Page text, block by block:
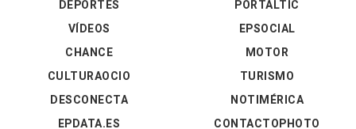
DEPORTES
VÍDEOS
PORTALTIC
EPSOCIAL
CHANCE
CULTURAOCIO
DESCONECTA
EPDATA.ES
MOTOR
TURISMO
NOTIMÉRICA
CONTACTOPHOTO